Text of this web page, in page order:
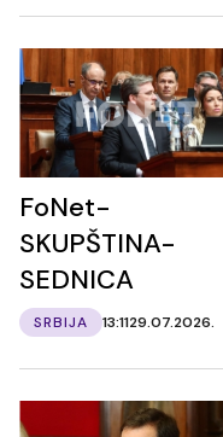
FoNet-
SKUPŠTINA-
SEDNICA
SRBIJA 13:1129.07.2026.